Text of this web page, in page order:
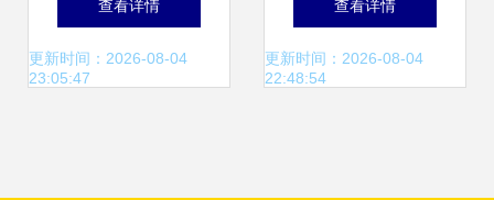
建，满足各类活动
查看详情
更新时间：2026-08-04
23:05:47
建筑
查看详情
更新时间：2026-08-04
22:48:54